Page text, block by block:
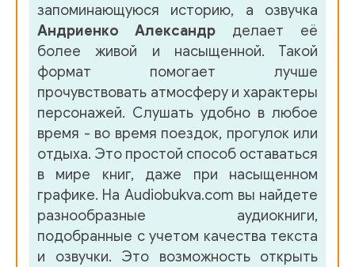
045
047
049
051
052
запоминающуюся историю, а озвучка
Андриенко Александр делает её
более живой и насыщенной. Такой
формат помогает лучше
прочувствовать атмосферу и характеры
персонажей. Слушать удобно в любое
время - во время поездок, прогулок или
отдыха. Это простой способ оставаться
в мире книг, даже при насыщенном
графике. На Audiobukva.com вы найдете
разнообразные аудиокниги,
подобранные с учетом качества текста
и озвучки. Это возможность открыть